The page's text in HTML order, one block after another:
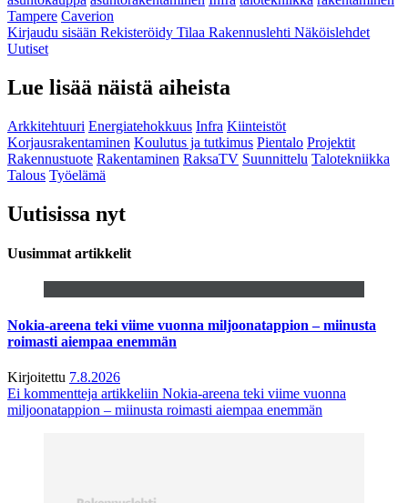
Tampere Caverion
Kirjaudu sisään Rekisteröidy Tilaa Rakennuslehti Näköislehdet
Uutiset
Lue lisää näistä aiheista
Arkkitehtuuri Energiatehokkuus Infra Kiinteistöt
Korjausrakentaminen Koulutus ja tutkimus Pientalo Projektit
Rakennustuote Rakentaminen RaksaTV Suunnittelu Talotekniikka
Talous Työelämä
Uutisissa nyt
Uusimmat artikkelit
Nokia-areena teki viime vuonna miljoonatappion – miinusta
roimasti aiempaa enemmän
Kirjoitettu 7.8.2026
Ei kommentteja artikkeliin Nokia-areena teki viime vuonna
miljoonatappion – miinusta roimasti aiempaa enemmän